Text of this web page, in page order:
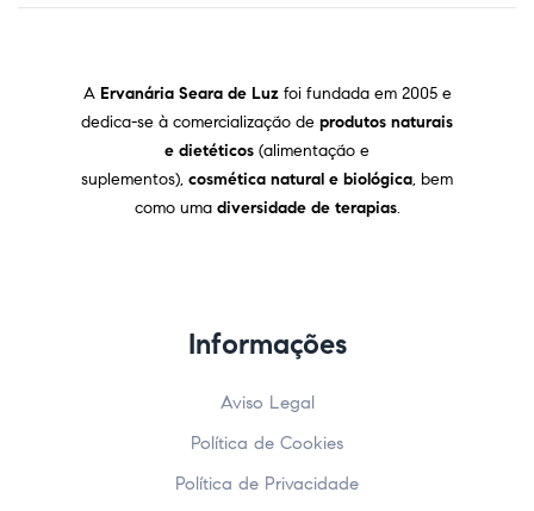
A Ervanária Seara de Luz foi fundada em 2005 e
dedica-se à comercialização de produtos naturais
e dietéticos (alimentação e
suplementos), cosmética natural e biológica, bem
como uma diversidade de terapias.
Informações
Aviso Legal
Política de Cookies
Política de Privacidade